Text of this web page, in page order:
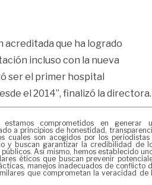
acreditada que ha logrado
incluso con la nueva
ser el primer hospital
el 2014”, finalizó la directora.
estamos comprometidos en generar
a principios de honestidad,
cuales son acogidos por los periodistas
y buscan garantizar la credibilidad de
Así mismo, hemos establecido
éticos que buscan prevenir
manejos inadecuados de conflicto
que comprometan la veracidad de